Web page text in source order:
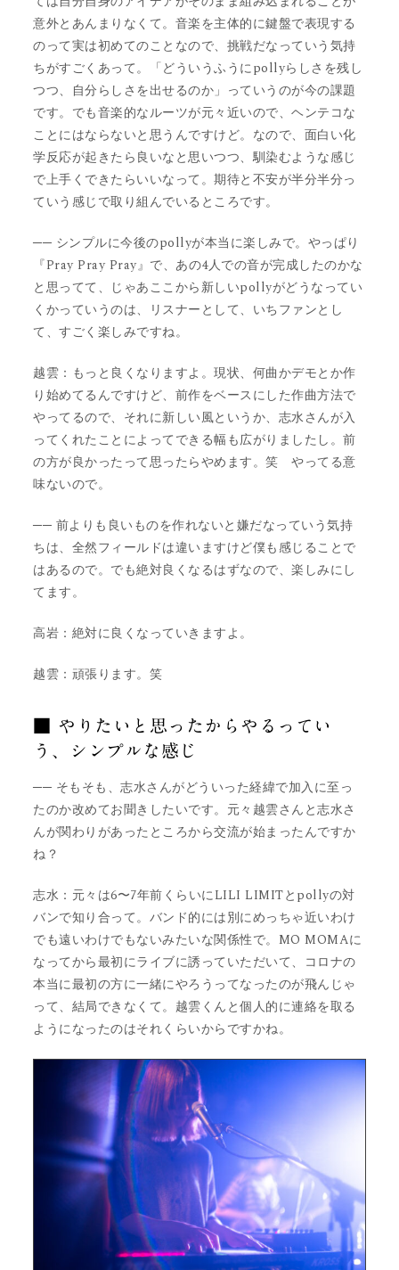
意外とあんまりなくて。音楽を主体的に鍵盤で表現する
のって実は初めてのことなので、挑戦だなっていう気持
ちがすごくあって。「どういうふうにpollyらしさを残し
つつ、自分らしさを出せるのか」っていうのが今の課題
です。でも音楽的なルーツが元々近いので、ヘンテコな
ことにはならないと思うんですけど。なので、面白い化
学反応が起きたら良いなと思いつつ、馴染むような感じ
で上手くできたらいいなって。期待と不安が半分半分っ
ていう感じで取り組んでいるところです。
── シンプルに今後のpollyが本当に楽しみで。やっぱり
『Pray Pray Pray』で、あの4人での音が完成したのかな
と思ってて、じゃあここから新しいpollyがどうなってい
くかっていうのは、リスナーとして、いちファンとし
て、すごく楽しみですね。
越雲：もっと良くなりますよ。現状、何曲かデモとか作
り始めてるんですけど、前作をベースにした作曲方法で
やってるので、それに新しい風というか、志水さんが入
ってくれたことによってできる幅も広がりましたし。前
の方が良かったって思ったらやめます。笑 やってる意
味ないので。
── 前よりも良いものを作れないと嫌だなっていう気持
ちは、全然フィールドは違いますけど僕も感じることで
はあるので。でも絶対良くなるはずなので、楽しみにし
てます。
高岩：絶対に良くなっていきますよ。
越雲：頑張ります。笑
■ やりたいと思ったからやるってい
う、シンプルな感じ
── そもそも、志水さんがどういった経緯で加入に至っ
たのか改めてお聞きしたいです。元々越雲さんと志水さ
んが関わりがあったところから交流が始まったんですか
ね？
志水：元々は6〜7年前くらいにLILI LIMITとpollyの対
バンで知り合って。バンド的には別にめっちゃ近いわけ
でも遠いわけでもないみたいな関係性で。MO MOMAに
なってから最初にライブに誘っていただいて、コロナの
本当に最初の方に一緒にやろうってなったのが飛んじゃ
って、結局できなくて。越雲くんと個人的に連絡を取る
ようになったのはそれくらいからですかね。